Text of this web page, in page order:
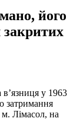
його
у 1963
затримання
м. Лімасол, на